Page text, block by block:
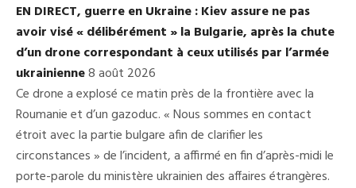
EN DIRECT, guerre en Ukraine : Kiev assure ne pas
avoir visé « délibérément » la Bulgarie, après la chute
d’un drone correspondant à ceux utilisés par l’armée
ukrainienne8 août 2026
Ce drone a explosé ce matin près de la frontière avec la
Roumanie et d’un gazoduc. « Nous sommes en contact
étroit avec la partie bulgare afin de clarifier les
circonstances » de l’incident, a affirmé en fin d’après-midi le
porte-parole du ministère ukrainien des affaires étrangères.